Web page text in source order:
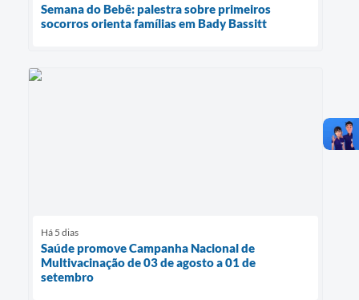
Semana do Bebê: palestra sobre primeiros
socorros orienta famílias em Bady Bassitt
Há 5 dias
Saúde promove Campanha Nacional de
Multivacinação de 03 de agosto a 01 de
setembro